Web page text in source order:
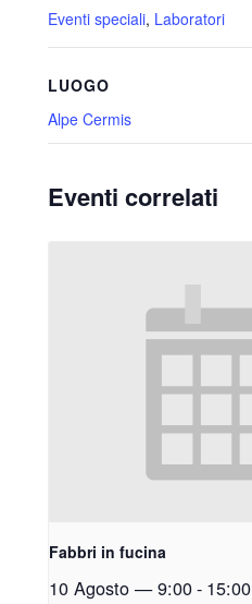
Eventi speciali, Laboratori
LUOGO
Alpe Cermis
Eventi correlati
Fabbri in fucina
10 Agosto — 9:00- 15:00